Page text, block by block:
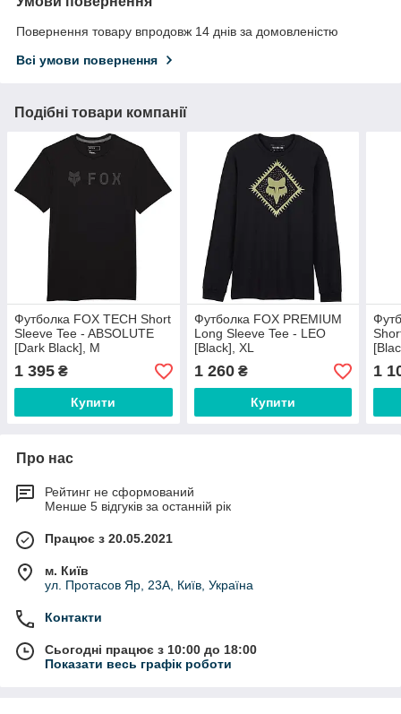
Повернення товару впродовж 14 днів за домовленістю
Всі умови повернення
Подібні товари компанії
Футболка FOX TECH Short
Sleeve Tee - ABSOLUTE
[Dark Black], M
1 395 ₴
Купити
Футболка FOX PREMIUM
Long Sleeve Tee - LEO
[Black], XL
1 260₴
Купити
1
Про нас
Рейтинг не сформований
Менше 5 відгуків за останній рік
Працює з 20.05.2021
м. Київ
ул. Протасов Яр, 23А, Київ, Україна
Контакти
Сьогодні працює з 10:00 до 18:00
Показати весь графік роботи